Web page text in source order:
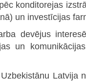
konditorejas
un investīcijas
devējus
un
Latvija